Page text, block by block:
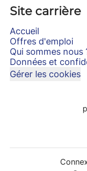
Site carrière
Accueil
Offres d'emploi
Qui sommes nous
Données et
Gérer les cookies